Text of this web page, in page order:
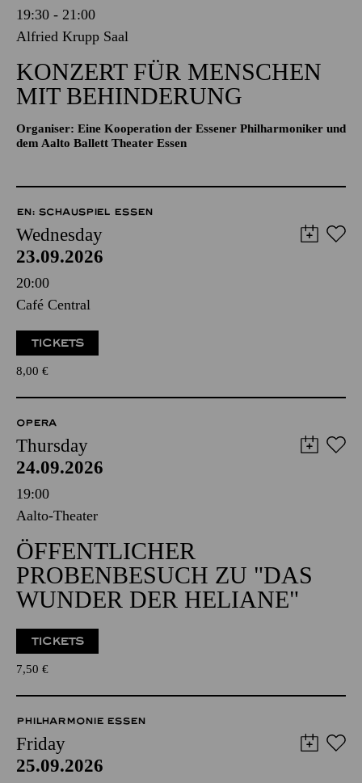
19:30 - 21:00
Alfried Krupp Saal
KONZERT FÜR MENSCHEN
MIT BEHINDERUNG
Organiser: Eine Kooperation der Essener Philharmoniker und
dem Aalto Ballett Theater Essen
EN: SCHAUSPIEL ESSEN
Wednesday
23.09.2026
20:00
Café Central
TICKETS
8,00 €
OPERA
Thursday
24.09.2026
19:00
Aalto-Theater
ÖFFENTLICHER
PROBENBESUCH ZU "DAS
WUNDER DER HELIANE"
TICKETS
7,50 €
PHILHARMONIE ESSEN
Friday
25.09.2026